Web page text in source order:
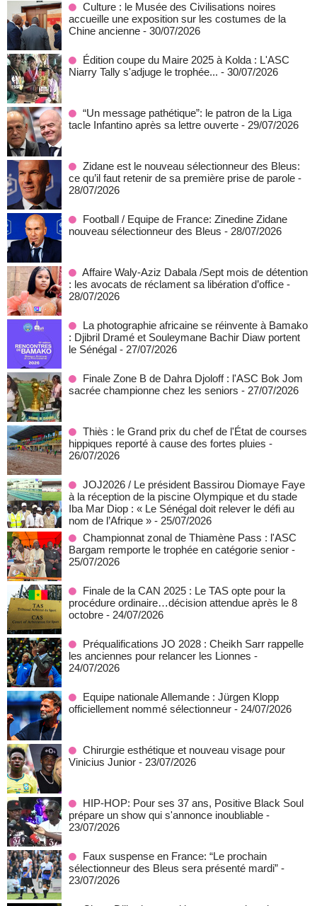
Culture : le Musée des Civilisations noires
accueille une exposition sur les costumes de la
Chine ancienne - 30/07/2026
Édition coupe du Maire 2025 à Kolda : L'ASC
Niarry Tally s'adjuge le trophée... - 30/07/2026
“Un message pathétique”: le patron de la Liga
tacle Infantino après sa lettre ouverte - 29/07/2026
Zidane est le nouveau sélectionneur des Bleus:
ce qu’il faut retenir de sa première prise de parole -
28/07/2026
Football / Equipe de France: Zinedine Zidane
nouveau sélectionneur des Bleus - 28/07/2026
Affaire Waly-Aziz Dabala /Sept mois de détention
: les avocats de réclament sa libération d’office -
28/07/2026
La photographie africaine se réinvente à Bamako
: Djibril Dramé et Souleymane Bachir Diaw portent
le Sénégal - 27/07/2026
Finale Zone B de Dahra Djoloff : l'ASC Bok Jom
sacrée championne chez les seniors - 27/07/2026
Thiès : le Grand prix du chef de l'État de courses
hippiques reporté à cause des fortes pluies -
26/07/2026
JOJ2026 / Le président Bassirou Diomaye Faye
à la réception de la piscine Olympique et du stade
Iba Mar Diop : « Le Sénégal doit relever le défi au
nom de l’Afrique » - 25/07/2026
Championnat zonal de Thiamène Pass : l'ASC
Bargam remporte le trophée en catégorie senior -
25/07/2026
Finale de la CAN 2025 : Le TAS opte pour la
procédure ordinaire…décision attendue après le 8
octobre - 24/07/2026
Préqualifications JO 2028 : Cheikh Sarr rappelle
les anciennes pour relancer les Lionnes -
24/07/2026
Equipe nationale Allemande : Jürgen Klopp
officiellement nommé sélectionneur - 24/07/2026
Chirurgie esthétique et nouveau visage pour
Vinicius Junior - 23/07/2026
HIP-HOP: Pour ses 37 ans, Positive Black Soul
prépare un show qui s'annonce inoubliable -
23/07/2026
Faux suspense en France: “Le prochain
sélectionneur des Bleus sera présenté mardi” -
23/07/2026